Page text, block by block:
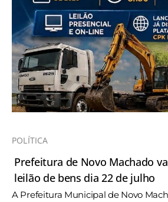
POLÍTICA
Prefeitura de Novo Machado
leilão de bens dia 22 de julho
A Prefeitura Municipal de Novo